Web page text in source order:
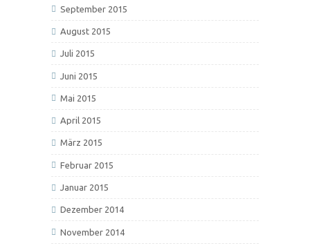
September 2015
August 2015
Juli 2015
Juni 2015
Mai 2015
April 2015
März 2015
Februar 2015
Januar 2015
Dezember 2014
November 2014